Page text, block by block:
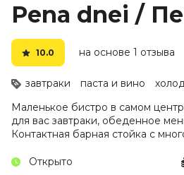
Pena dnei /
10.0 на основе 1 отзыва
завтраки паста и вино
Маленькое бистро в самом
для вас завтраки, обеденное
Контактная барная стойка с
Открыто